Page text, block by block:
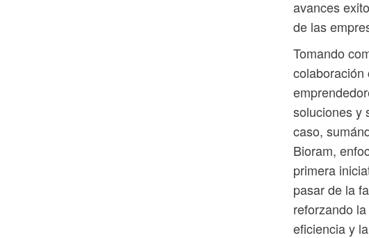
avances
de las
Tomando
colaboración
soluciones y
caso,
Bioram,
primera
pasar de la
reforzando
eficiencia y